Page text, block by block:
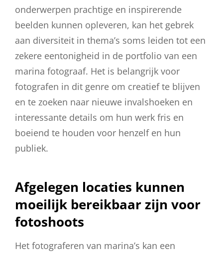
onderwerpen prachtige en inspirerende
beelden kunnen opleveren, kan het gebrek
aan diversiteit in thema’s soms leiden tot een
zekere eentonigheid in de portfolio van een
marina fotograaf. Het is belangrijk voor
fotografen in dit genre om creatief te blijven
en te zoeken naar nieuwe invalshoeken en
interessante details om hun werk fris en
boeiend te houden voor henzelf en hun
publiek.
Afgelegen locaties kunnen
moeilijk bereikbaar zijn voor
fotoshoots
Het fotograferen van marina’s kan een